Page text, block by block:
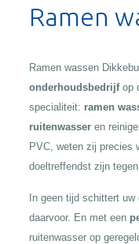
Ramen
Ramen wassen
onderhoudsbedrijfop
specialiteit: ramen
ruitenwasseren
PVC, weten zij precies
doeltreffendst zijn
In geen tijd schittert
daarvoor. En met een
ruitenwasser op